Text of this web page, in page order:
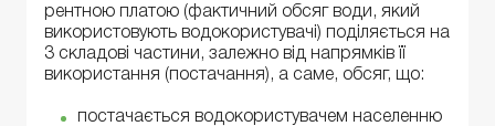
рентною платою (фактичний обсяг води, який
використовують водокористувачі) поділяється на
3 складові частини, залежно від напрямків її
використання (постачання), а саме, обсяг, що:
постачається водокористувачем населенню